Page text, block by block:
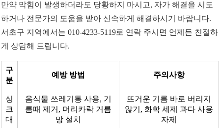
만약 막힘이 발생하더라도 당황하지 마시고, 자가 해결을 시도
하거나 전문가의 도움을 받아 신속하게 해결하시기 바랍니다.
서초구 지역에서는 010-4233-5119로 연락 주시면 언제든 친절하
게 상담해 드립니다.
구
분
예방 방법 주의사항
싱
크
대
음식물 쓰레기통 사용, 기
름때 제거, 머리카락 거름
망 설치
뜨거운 기름 바로 버리지
않기, 화학 세제 과다 사용
자제